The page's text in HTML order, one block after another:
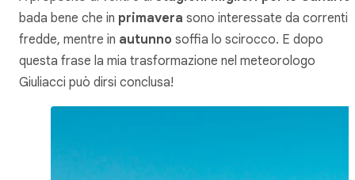
bada bene che in primavera sono interessate da correnti
fredde, mentre in autunno soffia lo scirocco. E dopo
questa frase la mia trasformazione nel meteorologo
Giuliacci può dirsi conclusa!